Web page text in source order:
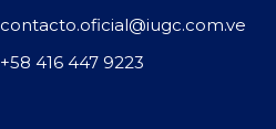
contacto.oficial@iugc.com.ve
+58 416 447 9223